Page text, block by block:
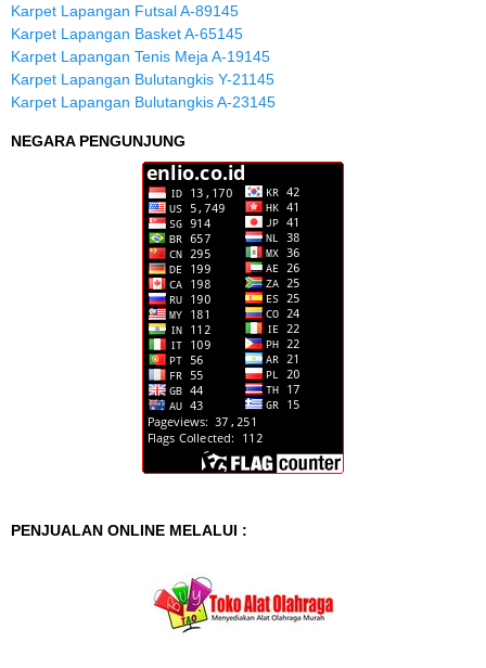
Karpet Lapangan Futsal A-89145
Karpet Lapangan Basket A-65145
Karpet Lapangan Tenis Meja A-19145
Karpet Lapangan Bulutangkis Y-21145
Karpet Lapangan Bulutangkis A-23145
NEGARA PENGUNJUNG
PENJUALAN ONLINE MELALUI :